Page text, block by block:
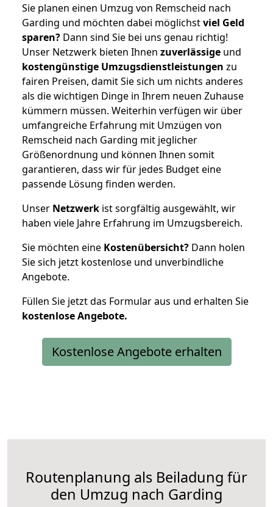
Sie planen einen Umzug von Remscheid nach
Garding und möchten dabei möglichstviel Geld
sparen? Dann sind Sie bei uns genau richtig!
Unser Netzwerk bieten Ihnen zuverlässige und
kostengünstige Umzugsdienstleistungen zu
fairen Preisen, damit Sie sich um nichts anderes
als die wichtigen Dinge in Ihrem neuen Zuhause
kümmern müssen. Weiterhin verfügen wir über
umfangreiche Erfahrung mit Umzügen von
Remscheid nach Garding mit jeglicher
Größenordnung und können Ihnen somit
garantieren, dass wir für jedes Budget eine
passende Lösung finden werden.
Unser Netzwerk ist sorgfältig ausgewählt, wir
haben viele Jahre Erfahrung im Umzugsbereich.
Sie möchten eine Kostenübersicht? Dann holen
Sie sich jetzt kostenlose und unverbindliche
Angebote.
Füllen Sie jetzt das Formular aus und erhalten Sie
kostenloseAngebote.
Kostenlose Angebote erhalten
Routenplanung als Beiladung für
den Umzug nach Garding